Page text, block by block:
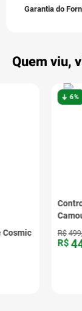
Garantia do
Quem viu,
Cosmic
6%
R$ 499
R$